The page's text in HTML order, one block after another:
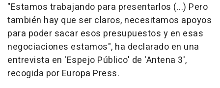
"Estamos trabajando para presentarlos (...) Pero
también hay que ser claros, necesitamos apoyos
para poder sacar esos presupuestos y en esas
negociaciones estamos", ha declarado en una
entrevista en 'Espejo Público' de 'Antena 3',
recogida por Europa Press.